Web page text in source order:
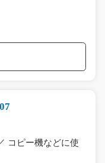
コピー機などに使